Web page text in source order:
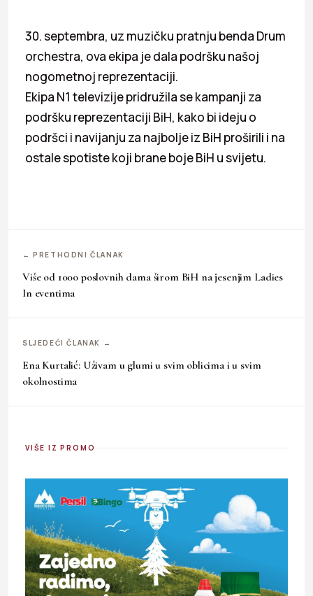
30. septembra, uz muzičku pratnju benda Drum
orchestra, ova ekipa je dala podršku našoj
nogometnoj reprezentaciji.
Ekipa N1 televizije pridružila se kampanji za
podršku reprezentaciji BiH, kako bi ideju o
podršci i navijanju za najbolje iz BiH proširili i na
ostale spotiste koji brane boje BiH u svijetu.
← PRETHODNI ČLANAK
Više od 1000 poslovnih dama širom BiH na jesenjim Ladies
In eventima
SLJEDEĆI ČLANAK →
Ena Kurtalić: Uživam u glumi u svim oblicima i u svim
okolnostima
VIŠE IZ PROMO